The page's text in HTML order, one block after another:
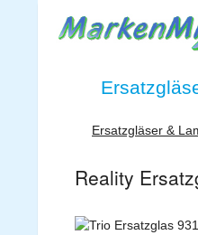
Hauptinhalt springen
Zur Suche springen
Zur Hauptnavigation springen
Ersatzgläser &
Reality
Bildergalerie